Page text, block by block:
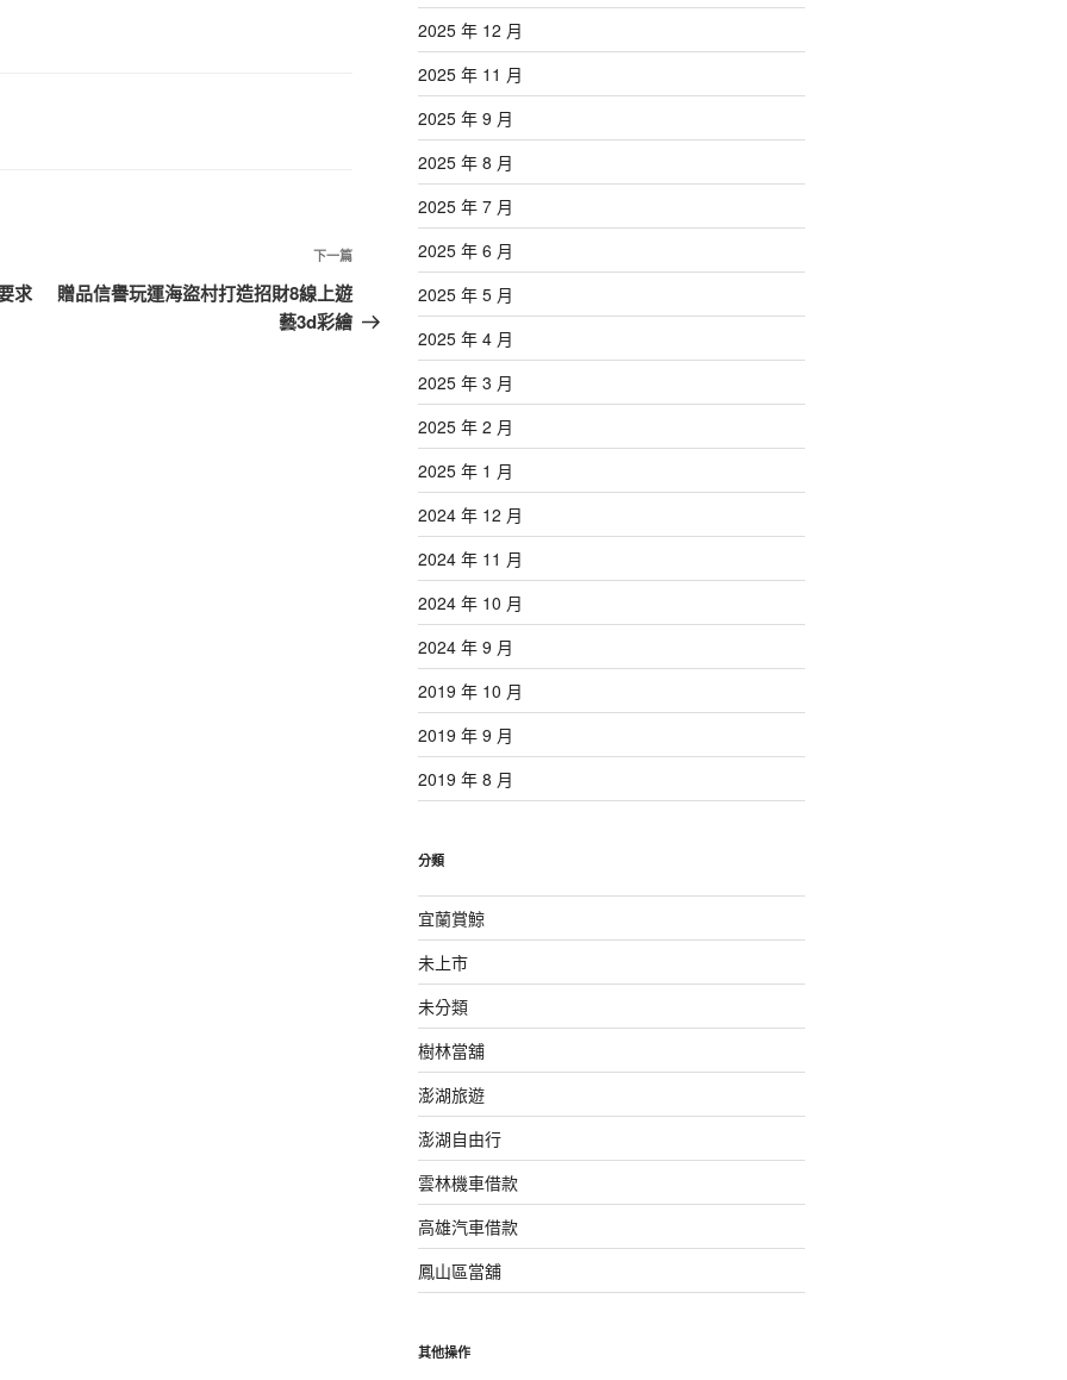
求
下
一
篇
下一篇
贈品信譽玩運海盜村打造招財8線上遊
藝3d彩繪
2025 年 12 月
2025 年 11 月
2025 年 9 月
2025 年 8 月
2025 年 7 月
2025 年 6 月
2025 年 5 月
2025 年 4 月
2025 年 3 月
2025 年 2 月
2025 年 1 月
2024 年 12 月
2024 年 11 月
2024 年 10 月
2024 年 9 月
2019 年 10 月
2019 年 9 月
2019 年 8 月
分類
宜蘭賞鯨
未上市
未分類
樹林當舖
澎湖旅遊
澎湖自由行
雲林機車借款
高雄汽車借款
鳳山區當舖
其他操作